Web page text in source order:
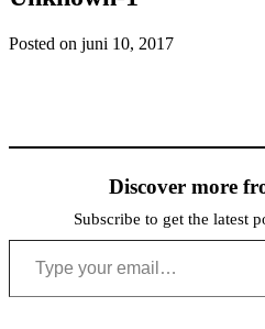
Posted on juni 10, 2017
Discover more
Subscribe to get the latest
Type your email…